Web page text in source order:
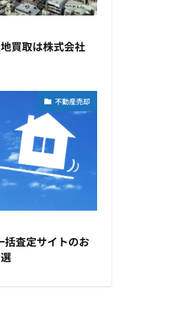
買取は株式会社
不動産売却
括査定サイトのお